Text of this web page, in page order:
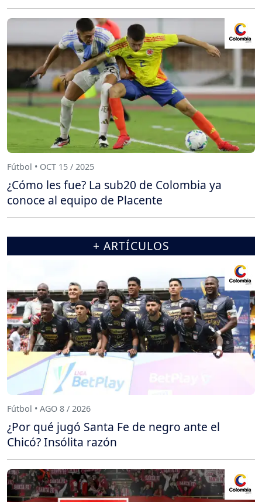
Fútbol • OCT 15 / 2025
¿Cómo les fue? La sub20 de Colombia ya
conoce al equipo de Placente
+ ARTÍCULOS
Fútbol • AGO 8 / 2026
¿Por qué jugó Santa Fe de negro ante el
Chicó? Insólita razón